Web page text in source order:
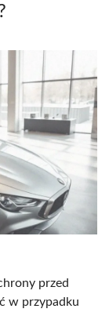
przed
w przypadku